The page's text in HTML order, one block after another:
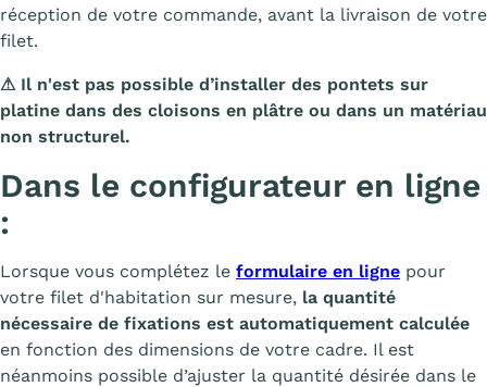
réception de votre commande, avant la livraison de votre
filet.
⚠ Il n'est pas possible d’installer des pontets sur
platine dans des cloisons en plâtre ou dans un matériau
non structurel.
Dans le configurateur en ligne
:
Lorsque vous complétez le formulaire en ligne pour
votre filet d'habitation sur mesure, la quantité
nécessaire de fixations est automatiquement calculée
en fonction des dimensions de votre cadre. Il est
néanmoins possible d’ajuster la quantité désirée dans le